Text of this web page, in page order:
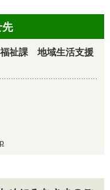
先
祉課 地域生活支援